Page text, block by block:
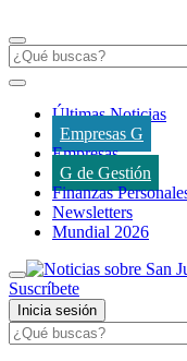
Últimas Noticias
Empresas G
Empresas
G de Gestión
Finanzas
Newsletters
Mundial 2026
Suscríbete
Inicia sesión